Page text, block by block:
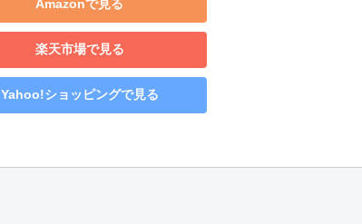
Amazonで見る
楽天市場で見る
Yahoo!ショッピングで見る